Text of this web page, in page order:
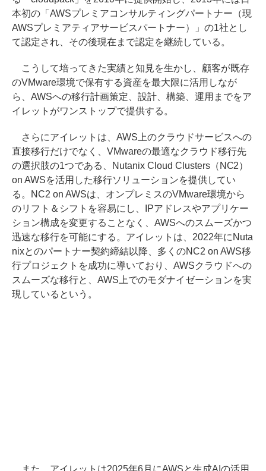
本初の「AWSプレミアコンサルティングパートナー（現
AWSプレミアティアサービスパートナー）」の1社とし
て認定され、その後現在まで認定を継続している。
こうして培ってきた実績と知見を生かし、顧客が既存
のVMware環境で保有する資産を最大限に活用しなが
ら、AWSへの移行計画策定、設計、構築、運用までをア
イレットがワンストップで提供する。
さらにアイレットは、AWS上のクラウドサービスへの
直接移行だけでなく、VMwareの最適なクラウド移行先
の選択肢の1つである、Nutanix Cloud Clusters（NC2）
on AWSを活用した移行ソリューションを提供してい
る。NC2 on AWSは、オンプレミスのVMware環境から
のリフト＆シフトを容易にし、IPアドレスやアプリケー
ション構成を変更することなく、AWSへのスムーズかつ
迅速な移行を可能にする。アイレットは、2022年にNuta
nixとのパートナー契約締結以降、多くのNC2 on AWS移
行プロジェクトを成功に導いており、AWSクラウドへの
スムーズな移行と、AWS上でのモダナイゼーションを実
現しているという。
また、アイレットは2025年6月にAWSと生成AIの活用